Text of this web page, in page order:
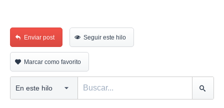
Enviar post Seguir este hilo
Marcar como favorito